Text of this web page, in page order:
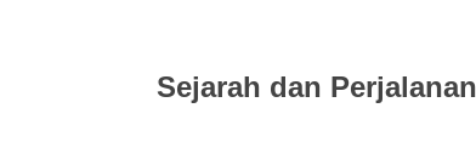
Sejarah dan